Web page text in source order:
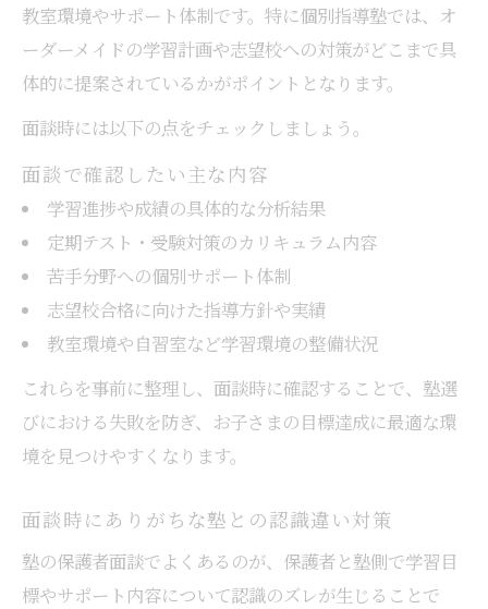
教室環境やサポート体制です。特に個別指導塾では、オ
ーダーメイドの学習計画や志望校への対策がどこまで具
体的に提案されているかがポイントとなります。
面談時には以下の点をチェックしましょう。
面談で確認したい主な内容
学習進捗や成績の具体的な分析結果
定期テスト・受験対策のカリキュラム内容
苦手分野への個別サポート体制
志望校合格に向けた指導方針や実績
教室環境や自習室など学習環境の整備状況
これらを事前に整理し、面談時に確認することで、塾選
びにおける失敗を防ぎ、お子さまの目標達成に最適な環
境を見つけやすくなります。
面談時にありがちな塾との認識違い対策
塾の保護者面談でよくあるのが、保護者と塾側で学習目
標やサポート内容について認識のズレが生じることで